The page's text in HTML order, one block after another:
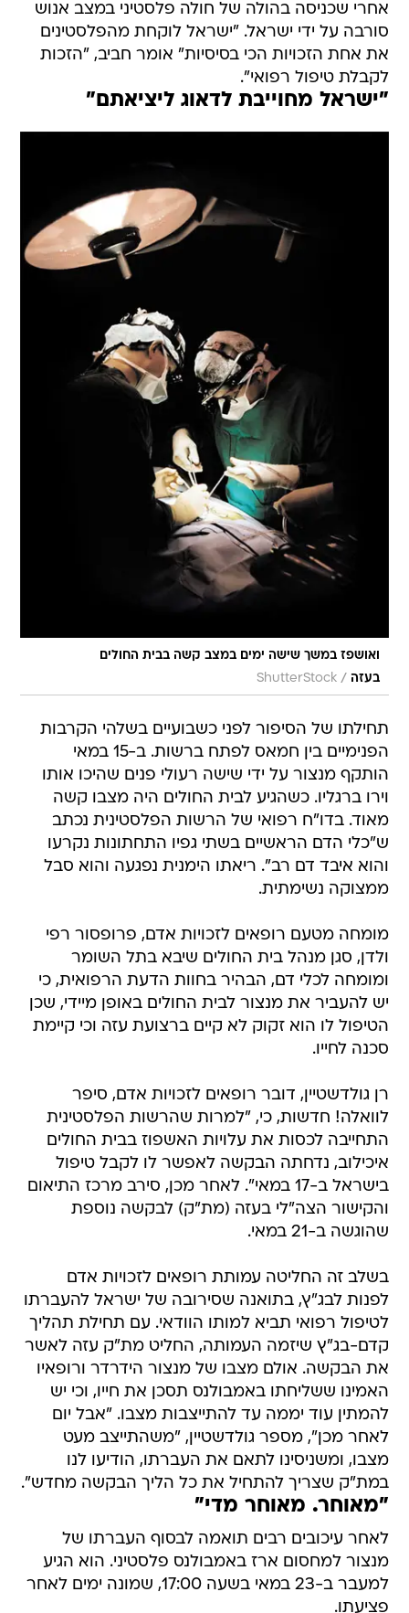
אחרי שכניסה בהולה של חולה פלסטיני במצב אנוש
סורבה על ידי ישראל. "ישראל לוקחת מהפלסטינים
את אחת הזכויות הכי בסיסיות" אומר חביב, "הזכות
לקבלת טיפול רפואי".
"ישראל מחוייבת לדאוג ליציאתם"
ואושפז במשך שישה ימים במצב קשה בבית החולים
בעזה /
ShutterStock
תחילתו של הסיפור לפני כשבועיים בשלהי הקרבות
הפנימיים בין חמאס לפתח ברשות. ב-15 במאי
הותקף מנצור על ידי שישה רעולי פנים שהיכו אותו
וירו ברגליו. כשהגיע לבית החולים היה מצבו קשה
מאוד. בדו"ח רפואי של הרשות הפלסטינית נכתב
ש"כלי הדם הראשיים בשתי גפיו התחתונות נקרעו
והוא איבד דם רב". ריאתו הימנית נפגעה והוא סבל
ממצוקה נשימתית.
מומחה מטעם רופאים לזכויות אדם, פרופסור רפי
ולדן, סגן מנהל בית החולים שיבא בתל השומר
ומומחה לכלי דם, הבהיר בחוות הדעת הרפואית, כי
יש להעביר את מנצור לבית החולים באופן מיידי, שכן
הטיפול לו הוא זקוק לא קיים ברצועת עזה וכי קיימת
סכנה לחייו.
רן גולדשטיין, דובר רופאים לזכויות אדם, סיפר
לוואלה! חדשות, כי, "למרות שהרשות הפלסטינית
התחייבה לכסות את עלויות האשפוז בבית החולים
איכילוב, נדחתה הבקשה לאפשר לו לקבל טיפול
בישראל ב-17 במאי". לאחר מכן, סירב מרכז התיאום
והקישור הצה"לי בעזה (מת"ק) לבקשה נוספת
שהוגשה ב-21 במאי.
בשלב זה החליטה עמותת רופאים לזכויות אדם
לפנות לבג"ץ, בתואנה שסירובה של ישראל להעברתו
לטיפול רפואי תביא למותו הוודאי. עם תחילת תהליך
קדם-בג"ץ שיזמה העמותה, החליט מת"ק עזה לאשר
את הבקשה. אולם מצבו של מנצור הידרדר ורופאיו
האמינו ששליחתו באמבולנס תסכן את חייו, וכי יש
להמתין עוד יממה עד להתייצבות מצבו. "אבל יום
לאחר מכן", מספר גולדשטיין, "משהתייצב מעט
מצבו, ומשניסינו לתאם את העברתו, הודיעו לנו
במת"ק שצריך להתחיל את כל הליך הבקשה מחדש".
"מאוחר. מאוחר מדי"
לאחר עיכובים רבים תואמה לבסוף העברתו של
מנצור למחסום ארז באמבולנס פלסטיני. הוא הגיע
למעבר ב-23 במאי בשעה 17:00, שמונה ימים לאחר
פציעתו.